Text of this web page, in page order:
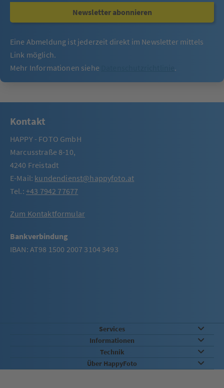
Newsletter abonnieren
Eine Abmeldung ist jederzeit direkt im Newsletter mittels
Link möglich.
Mehr Informationen siehe
.
Kontakt
HAPPY - FOTO GmbH
Marcusstraße 8-10,
4240 Freistadt
E-Mail: kundendienst@happyfoto.at
Tel.: +43 7942 77677
Zum Kontaktformular
Bankverbindung
IBAN: AT98 1500 2007 3104 3493
Services
Informationen
Technik
Über HappyFoto